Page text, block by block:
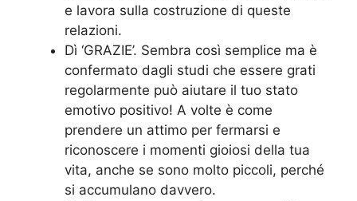
e lavora sulla costruzione di queste
relazioni.
Dì ‘GRAZIE’. Sembra così semplice ma è
confermato dagli studi che essere grati
regolarmente può aiutare il tuo stato
emotivo positivo! A volte è come
prendere un attimo per fermarsi e
riconoscere i momenti gioiosi della tua
vita, anche se sono molto piccoli, perché
si accumulano davvero.